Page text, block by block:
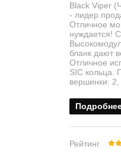
Black Viper
- лидер
Отличное
нуждается!
бланк дают
Отличное
SIC кольца.
вершинки:
Рейтинг